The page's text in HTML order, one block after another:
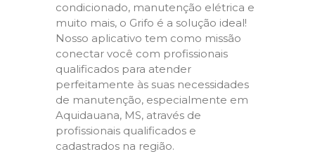
condicionado, manutenção elétrica e
muito mais, o Grifo é a solução ideal!
Nosso aplicativo tem como missão
conectar você com profissionais
qualificados para atender
perfeitamente às suas necessidades
de manutenção, especialmente em
Aquidauana, MS, através de
profissionais qualificados e
cadastrados na região.